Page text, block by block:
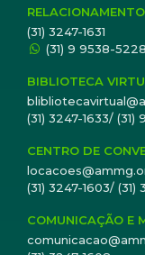
(31) 3247-1631
(31) 9 9538-
BIBLIOTECA
(31) 3247-1633/
CENTRO DE
(31) 3247-1603/
COMUNICAÇÃO E